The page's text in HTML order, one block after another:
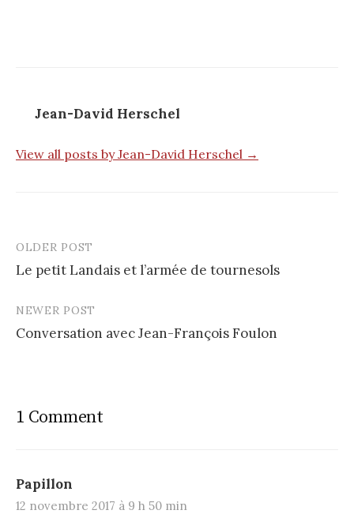
Jean-David Herschel
View all posts by Jean-David Herschel →
o
n
i
g
OLDER POST
Le petit Landais et l’armée de tournesols
NEWER POST
Conversation avec Jean-François Foulon
1 Comment
Papillon
12 novembre 2017 à 9 h 50 min